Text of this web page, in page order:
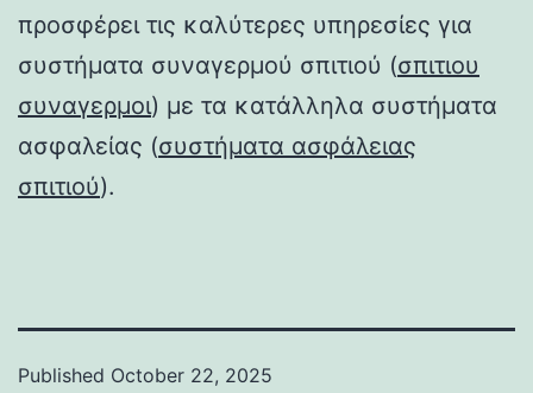
προσφέρει τις καλύτερες υπηρεσίες για
συστήματα συναγερμού σπιτιού (σπιτιου
συναγερμοι) με τα κατάλληλα συστήματα
ασφαλείας (συστήματα ασφάλειας
σπιτιού).
Published October 22, 2025